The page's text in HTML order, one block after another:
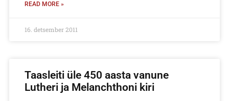
READ MORE »
16. detsember 2011
Taasleiti üle 450 aasta vanune
Lutheri ja Melanchthoni kiri